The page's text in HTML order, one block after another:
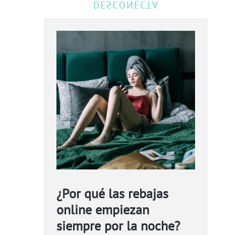
¿Por qué las rebajas
online empiezan
siempre por la noche?